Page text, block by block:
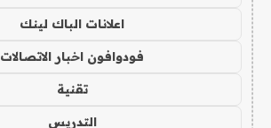
اعلانات الباك لينك
فودوافون اخبار الاتصالات
تقنية
التدريس